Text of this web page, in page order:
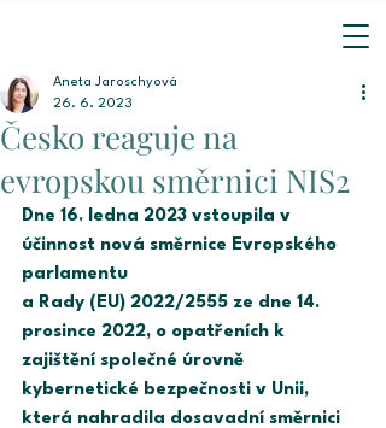
Česko reaguje na
evropskou směrnici NIS2
Aneta Jaroschyová
26. 6. 2023
Dne 16. ledna 2023 vstoupila v
účinnost nová směrnice Evropského
parlamentu
a Rady (EU) 2022/2555 ze dne 14.
prosince 2022, o opatřeních k
zajištění společné úrovně
kybernetické bezpečnosti v Unii,
která nahradila dosavadní směrnici